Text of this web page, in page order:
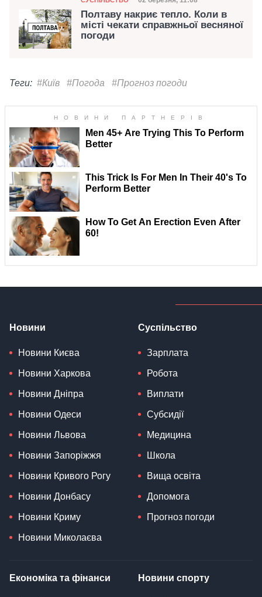
Полтаву накриє тепло. Коли в
місті чекати справжньої весняної
погоди
Теги: #Київ #Погода #Прогноз погоди
Новини
Новини Києва
Новини Харкова
Новини Дніпра
Новини Одеси
Новини Львова
Новини Запоріжжя
Новини Кривого Рогу
Новини Донбасу
Новини Криму
Новини Миколаєва
Суспільство
Зарплата
Робота
Виплати
Субсидії
Медицина
Школа
Вища освіта
Допомога
Прогноз погоди
Економіка та фінанси Новини спорту